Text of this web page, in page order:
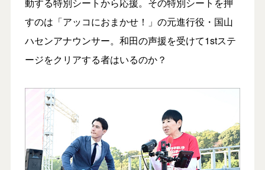
すのは「アッコにおまかせ！」の元進行役・国山
ハセンアナウンサー。和田の声援を受けて1stステ
ージをクリアする者はいるのか？